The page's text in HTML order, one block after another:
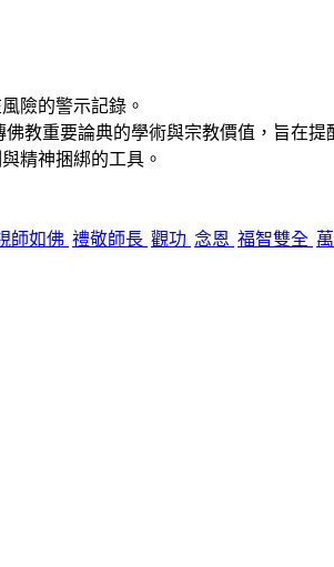
險的警示記錄 。
教重要論典的學術與宗教價值，旨在
精神捆綁的工具。
師如佛 禮敬師長 觀功 念恩 福智雙全